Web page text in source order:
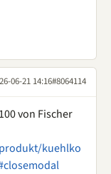
06-21 14:16#8064114
von Fischer
kuehlko